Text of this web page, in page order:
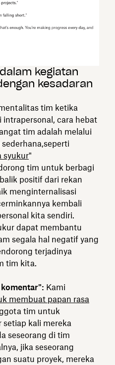
kegiatan
kesadaran
tim ketika
cara hebat
tim adalah melalui
syukur"
tim untuk berbagi
positif dari rekan
menginternalisasi
kembali
kita sendiri.
dapat membantu
segala hal negatif yang
terjadinya
tim kita.
Kami
membuat papan rasa
tim untuk
kali mereka
seseorang di tim
jika seseorang
suatu proyek, mereka